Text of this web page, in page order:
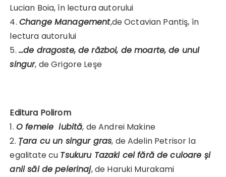
Lucian Boia, în lectura autorului
4. Change Management,de Octavian Pantiş, în
lectura autorului
5. …de dragoste, de război, de moarte, de unul
singur, de Grigore Leşe
Editura Polirom
1. O femeie iubită, de Andrei Makine
2. Țara cu un singur gras, de Adelin Petrisor la
egalitate cu Tsukuru Tazaki cel fără de culoare și
anii săi de pelerinaj, de Haruki Murakami